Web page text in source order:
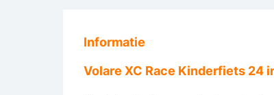
Informatie
Volare XC Race Kinderfiets 24